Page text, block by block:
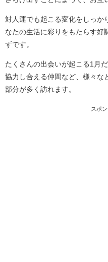
対人運でも起こる変化をしっか
なたの生活に彩りをもたらす好
ずです。
たくさんの出会いが起こる1月
協力し合える仲間など、様々な
部分が多く訪れます。
スポ